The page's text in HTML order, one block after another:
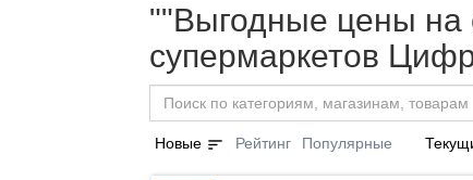
""Выгодные цены на
супермаркетов
Новые sort Рейтинг Популярные